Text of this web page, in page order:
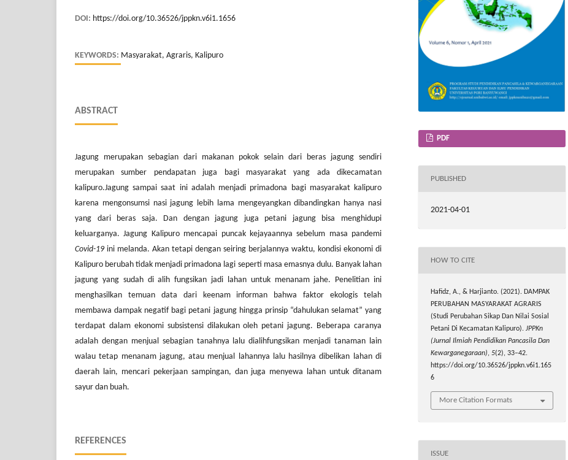
DOI: https://doi.org/10.36526/jppkn.v6i1.1656
KEYWORDS: Masyarakat, Agraris, Kalipuro
ABSTRACT
Jagung merupakan sebagian dari makanan pokok selain dari beras jagung sendiri
merupakan sumber pendapatan juga bagi masyarakat yang ada dikecamatan
kalipuro.Jagung sampai saat ini adalah menjadi primadona bagi masyarakat kalipuro
karena mengonsumsi nasi jagung lebih lama mengeyangkan dibandingkan hanya nasi
yang dari beras saja. Dan dengan jagung juga petani jagung bisa menghidupi
keluarganya. Jagung Kalipuro mencapai puncak kejayaannya sebelum masa pandemi
Covid-19ini melanda. Akan tetapi dengan seiring berjalannya waktu, kondisi ekonomi di
Kalipuro berubah tidak menjadi primadona lagi seperti masa emasnya dulu. Banyak lahan
jagung yang sudah di alih fungsikan jadi lahan untuk menanam jahe. Penelitian ini
menghasilkan temuan data dari keenam informan bahwa faktor ekologis telah
membawa dampak negatif bagi petani jagung hingga prinsip “dahulukan selamat” yang
terdapat dalam ekonomi subsistensi dilakukan oleh petani jagung. Beberapa caranya
adalah dengan menjual sebagian tanahnya lalu dialihfungsikan menjadi tanaman lain
walau tetap menanam jagung, atau menjual lahannya lalu hasilnya dibelikan lahan di
daerah lain, mencari pekerjaan sampingan, dan juga menyewa lahan untuk ditanam
sayur dan buah.
REFERENCES
PDF
PUBLISHED
2021-04-01
HOW TO CITE
Hafidz, A., & Harjianto. (2021). DAMPAK
PERUBAHAN MASYARAKAT AGRARIS
(Studi Perubahan Sikap Dan Nilai Sosial
Petani Di Kecamatan Kalipuro). JPPKn
(Jurnal Ilmiah Pendidikan Pancasila Dan
Kewarganegaraan), 5(2), 33–42.
https://doi.org/10.36526/jppkn.v6i1.165
6
More Citation Formats
ISSUE